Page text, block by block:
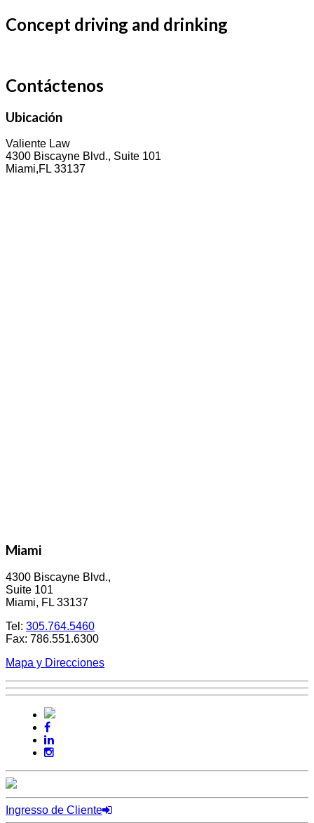
Concept driving and drinking
Contáctenos
Ubicación
Valiente Law
4300 Biscayne Blvd., Suite 101
Miami,FL 33137
Miami
4300 Biscayne Blvd.,
Suite 101
Miami, FL 33137
Tel: 305.764.5460
Fax: 786.551.6300
Mapa y Direcciones
Ingresso de Cliente